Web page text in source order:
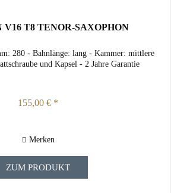
V16 T8 TENOR-SAXOPHON
280 - Bahnlänge: lang - Kammer: mittlere
und Kapsel - 2 Jahre Garantie
155,00 € *
Merken
ZUM PRODUKT